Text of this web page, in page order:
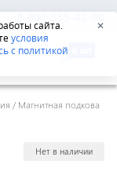
сайта.
условия
с политикой
✕
8-800-555-42-96
/Магнитная подкова
Нет в наличии